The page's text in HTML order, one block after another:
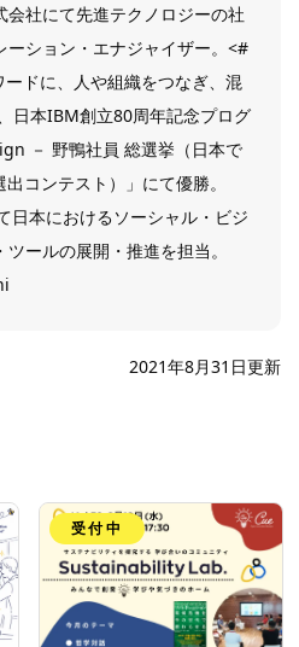
会社にて先進テクノロジーの社
ーション・エナジャイザー。<#
ドに、人や組織をつなぎ、混
日本IBM創立80周年記念プログ
－ 野鴨社員 総選挙（日本で
コンテスト）」にて優勝。
日本におけるソーシャル・ビジ
ールの展開・推進を担当。
2021年8月31日更新
受付中